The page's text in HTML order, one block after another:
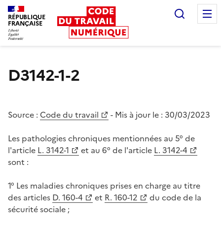
RÉPUBLIQUE
FRANÇAISE
D3142-1-2
Source : Code du travail - Mis à jour le : 30/03/2023
Les pathologies chroniques mentionnées au 5° de
l'article L. 3142-1 et au 6° de l'article L. 3142-4
sont :
1° Les maladies chroniques prises en charge au titre
des articles D. 160-4 et R. 160-12
du code de la
sécurité sociale ;